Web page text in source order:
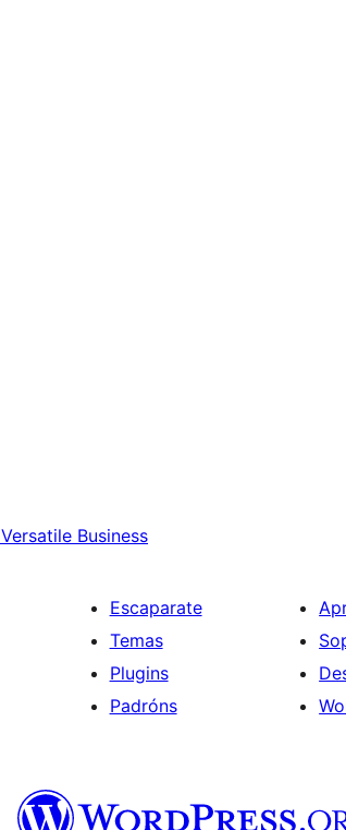
Versatile Business
Escaparate
Temas
Plugins
Padróns